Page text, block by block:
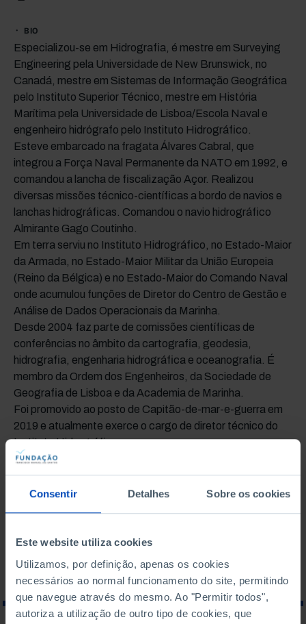
Consentir Detalhes Sobre os cookies
Este website utiliza cookies
Utilizamos, por definição, apenas os cookies
necessários ao normal funcionamento do site, permitindo
que navegue através do mesmo. Ao "Permitir todos",
autoriza a utilização de outro tipo de cookies, que
BIO
Especializou-se em Hidrografia, é mestre em Surveying
Engineering pela Universidade de New Brunswick, no
Canadá, mestre em Sistemas de Informação Geográfica
pelo Instituto Superior Técnico, mestre em História
Marítima pela Universidade de Lisboa/Escola Naval e
engenheiro hidrógrafo pelo Instituto Hidrográfico.
Esteve embarcado na fragata Álvares Cabral, que
integrou a Força Naval Permanente da NATO em 1992, e
comandou a lancha de fiscalização Açor. Realizou
diversas missões técnico-científicas a bordo de navios e
lanchas hidrográficas. Comandou o navio hidrográfico
Almirante Gago Coutinho.
Em terra serviu no Instituto Hidrográfico, no Estado-Maior
da Armada, no Estado-Maior Militar da União Europeia
(Reino da Bélgica) e no Estado-Maior do Comando Naval
onde acumulou funções de Diretor do Centro de Gestão e
Análise de Dados Operacionais da Marinha.
Desde 2004 faz parte de comissões científicas de
conferências no âmbito da cartografia, geodesia,
hidrografia, engenharia hidrográfica e oceanografia. É
membro da Ordem dos Engenheiros, da Sociedade de
Geografia de Lisboa e da Academia de Marinha.
Foi promovido ao posto de Capitão-de-mar-e-guerra em
2019 e atualmente exerce o cargo de diretor técnico do
Instituto Hidrográfico.
Última atualização: junho 2022